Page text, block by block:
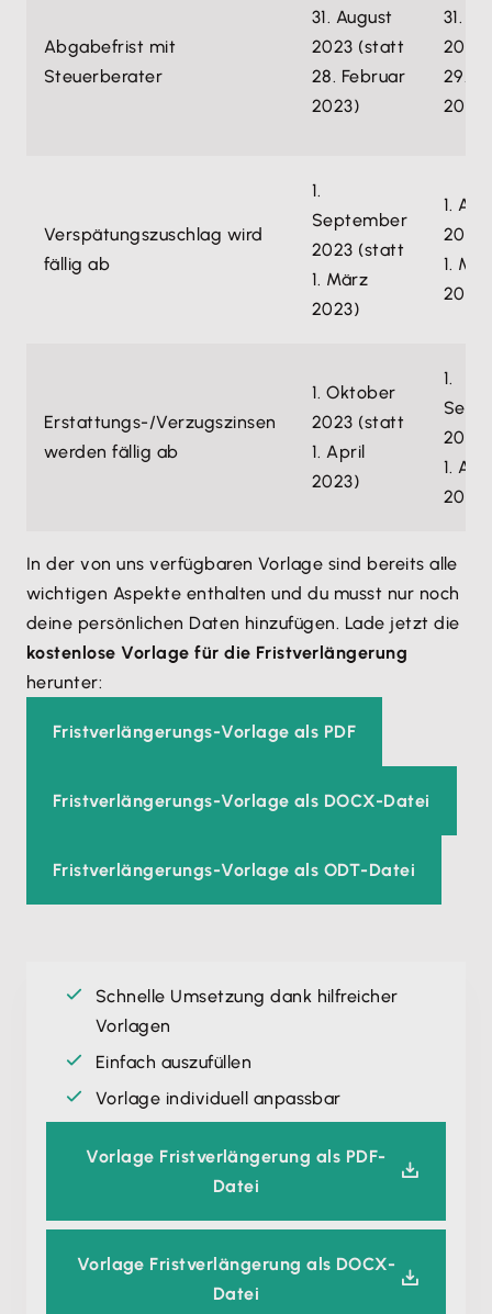
Abgabefrist mit
Steuerberater
31. August
2023 (statt
28. Februar
2023)
31. Juli
2024
29.
2024)
Verspätungszuschlag wird
fällig ab
1.
September
2023 (statt
1. März
2023)
1.
2024
1.
2024)
Erstattungs-/Verzugszinsen
werden fällig ab
1. Oktober
2023 (statt
1. April
2023)
1.
2024
1.
2024)
In der von uns verfügbaren Vorlage sind bereits alle
wichtigen Aspekte enthalten und du musst nur noch
deine persönlichen Daten hinzufügen. Lade jetzt die
kostenlose Vorlage für die Fristverlängerung
herunter:
Fristverlängerungs-Vorlage als PDF
Fristverlängerungs-Vorlage als DOCX-Datei
Fristverlängerungs-Vorlage als ODT-Datei
Schnelle Umsetzung dank hilfreicher
Vorlagen
Einfach auszufüllen
Vorlage individuell anpassbar
Vorlage Fristverlängerung als PDF-
Datei
Vorlage Fristverlängerung als DOCX-
Datei